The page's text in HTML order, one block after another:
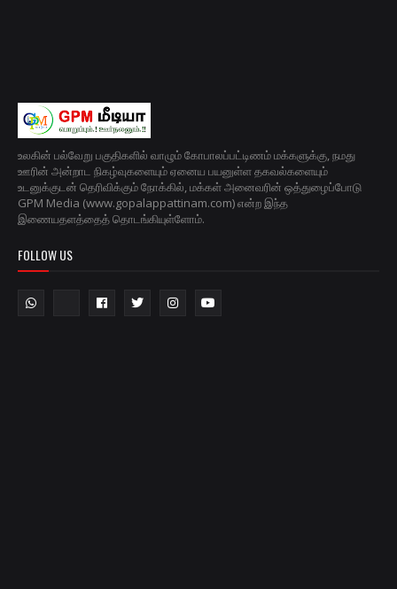
உலகின் பல்வேறு பகுதிகளில் வாழும் கோபாலப்பட்டிணம் மக்களுக்கு, நமது
ஊரின் அன்றாட நிகழ்வுகளையும் ஏனைய பயனுள்ள தகவல்களையும்
உடனுக்குடன் தெரிவிக்கும் நோக்கில், மக்கள் அனைவரின் ஒத்துழைப்போடு
GPM Media (www.gopalappattinam.com) என்ற இந்த
இணையதளத்தைத் தொடங்கியுள்ளோம்.
FOLLOW US